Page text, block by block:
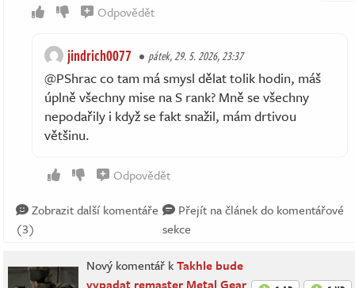
Odpovědět
jindrich0077 pátek, 29. 5. 2026, 23:37
@PShrac co tam má smysl dělat tolik hodin, máš
úplně všechny mise na S rank? Mně se všechny
nepodařily i když se fakt snažil, mám drtivou
většinu.
Odpovědět
Zobrazit další komentáře
(3)
Přejít na článek do komentářové
sekce
Nový komentář kTakhle bude
vypadat remaster Metal Gear